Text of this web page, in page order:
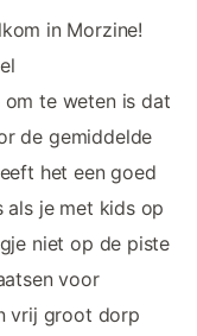
in Morzine!
te weten is dat
de gemiddelde
het een goed
als je met kids op
niet op de piste
voor
vrij groot dorp